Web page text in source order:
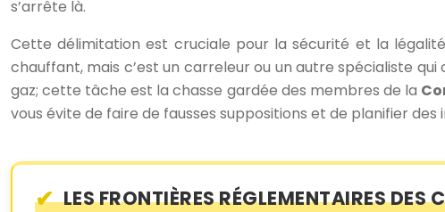
s’arrête là.
Cette délimitation est cruciale pour la sécurité et la
chauffant, mais c’est un carreleur ou un autre spécialiste
gaz; cette tâche est la chasse gardée des membres de la
vous évite de faire de fausses suppositions et de planifier
LES FRONTIÈRES RÉGLEMENTAIRES DES